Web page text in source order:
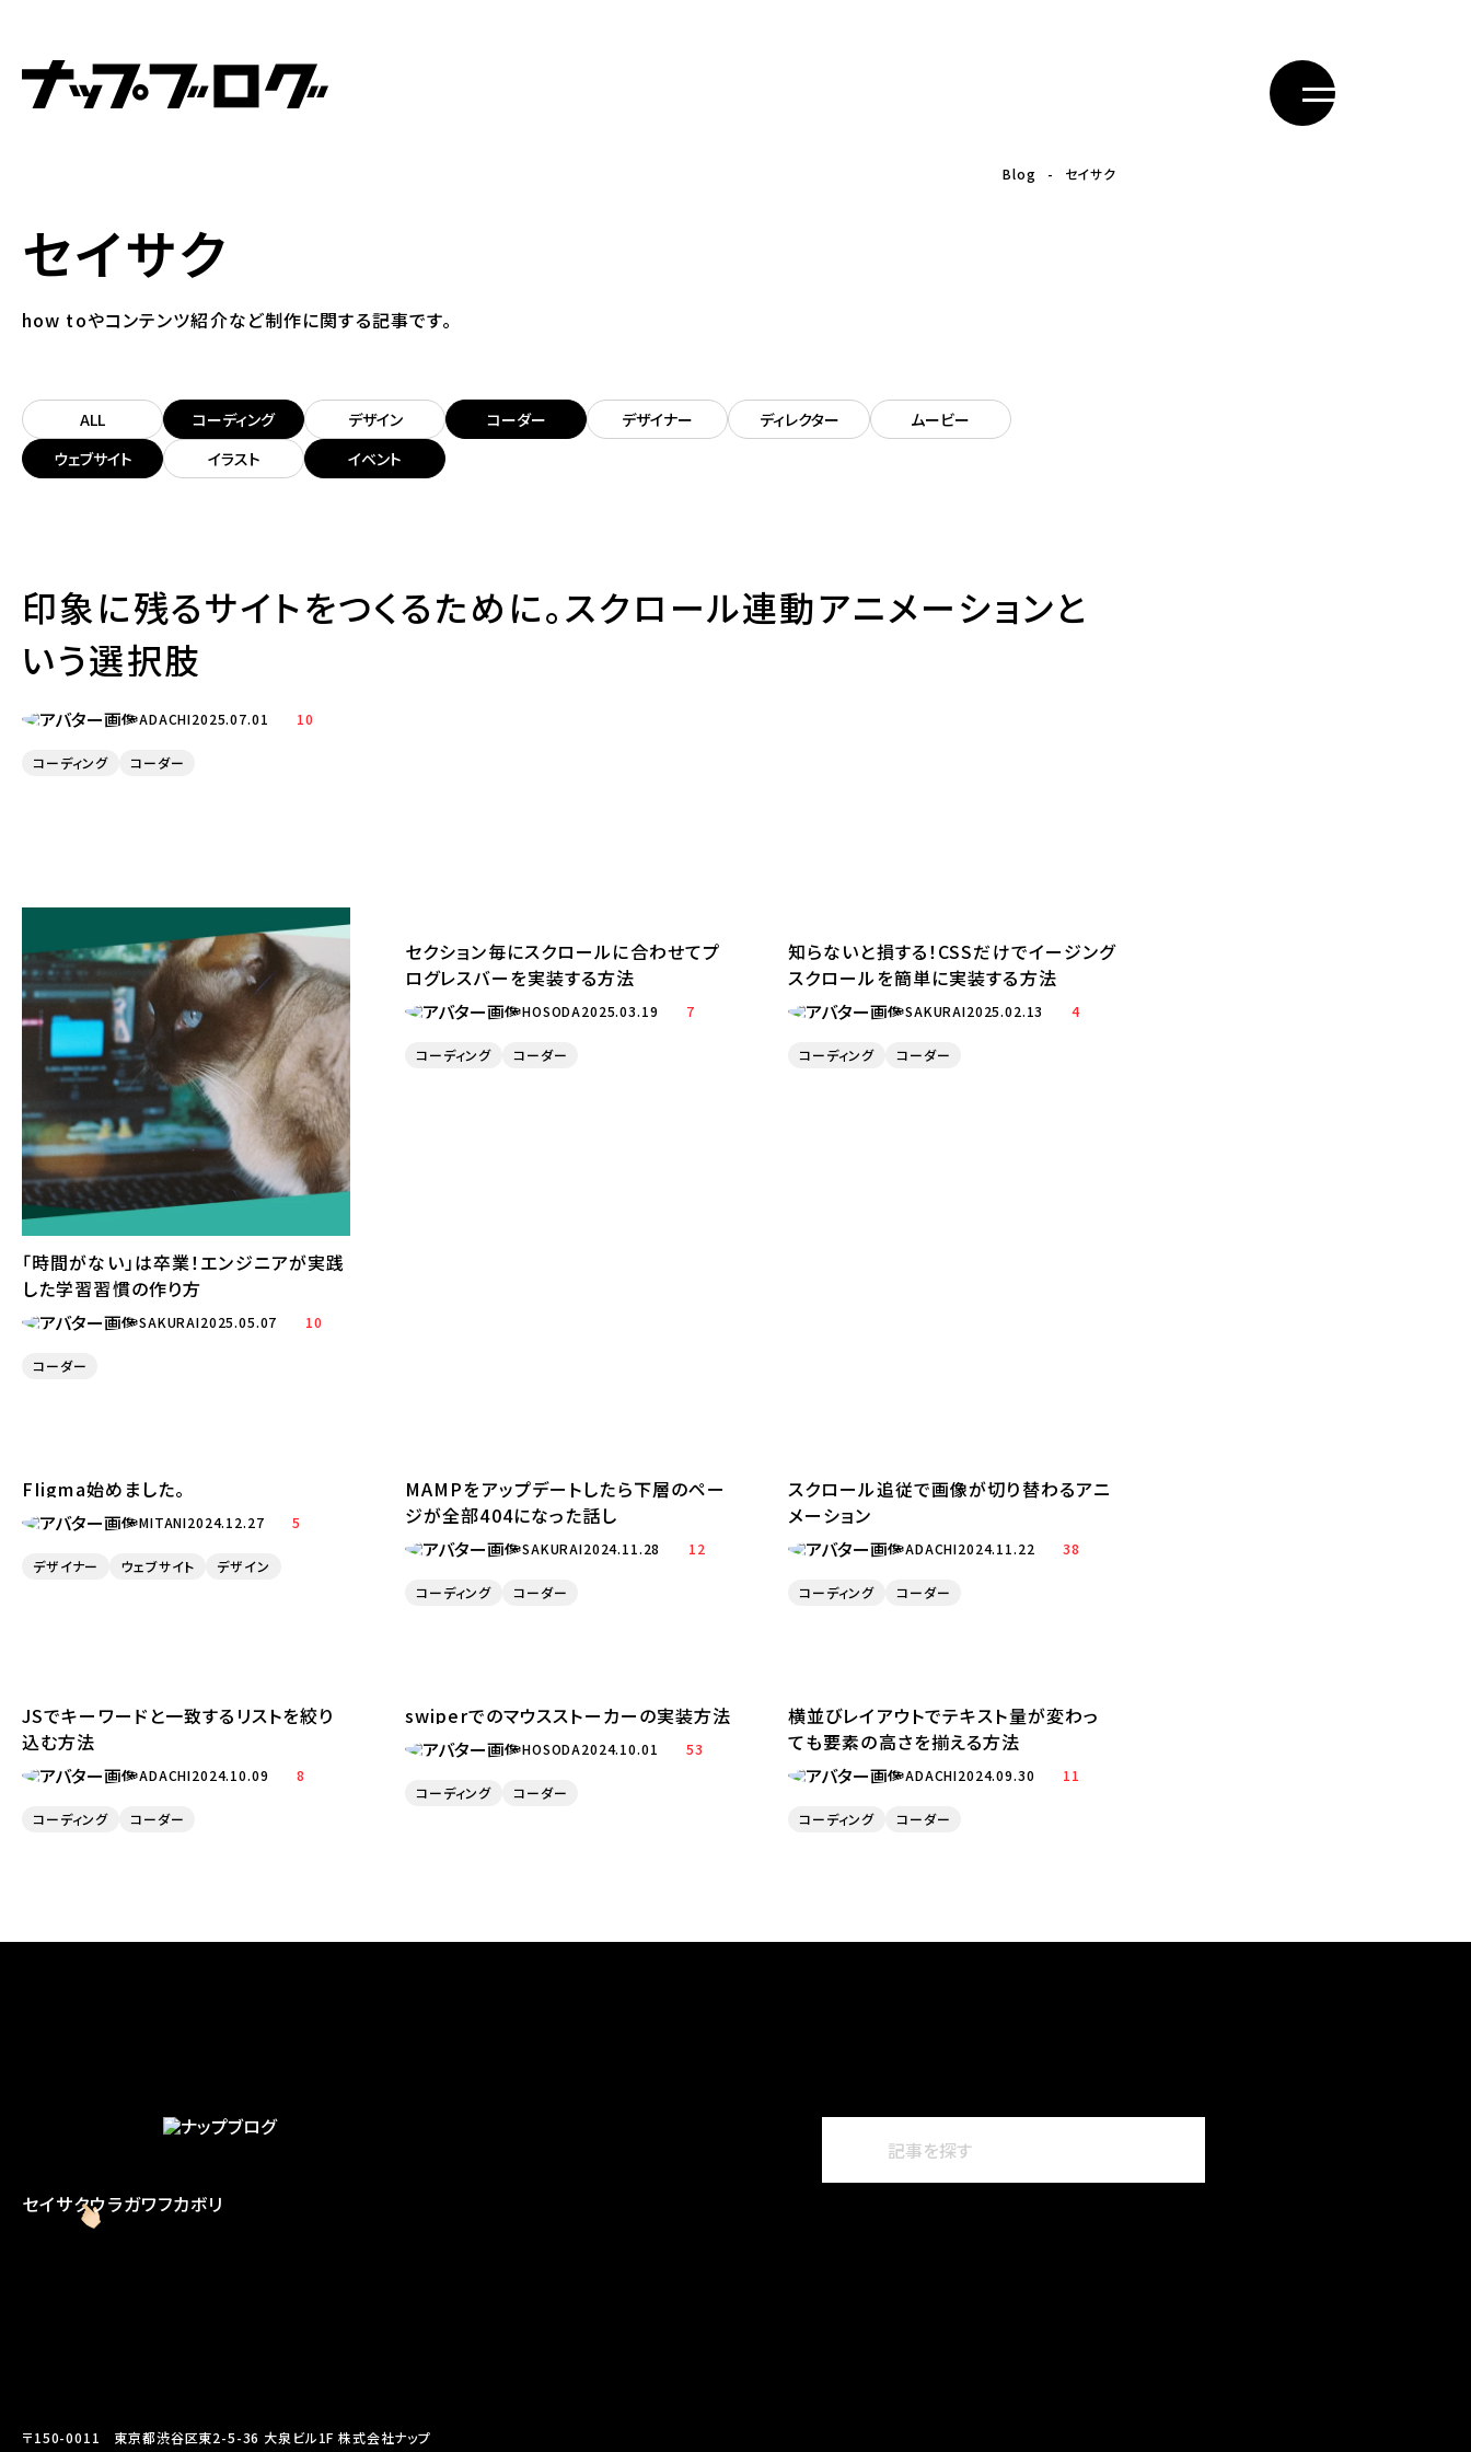
Blog セイサク
セイサク
how toやコンテンツ紹介など制作に関する記事です。
ALL コーディング デザイン コーダー デザイナー ディレクター
ムービー
ウェブサイト
イラスト イベント
印象に残るサイトをつくるために。スクロール連動アニメーションと
いう選択肢
ADACHI2025.07.01 10
コーディング コーダー
「時間がない」は卒業！エンジニアが実践
した学習習慣の作り方
SAKURAI2025.05.07 10
コーダー
セクション毎にスクロールに合わせてプ
ログレスバーを実装する方法
HOSODA2025.03.19 7
コーディング コーダー
知らないと損する！CSSだけでイージング
スクロールを簡単に実装する方法
SAKURAI2025.02.13 4
コーディング コーダー
FIigma始めました。
MITANI2024.12.27 5
デザイナー ウェブサイト デザイン
MAMPをアップデートしたら下層のペー
ジが全部404になった話し
SAKURAI2024.11.28 12
コーディング コーダー
スクロール追従で画像が切り替わるアニ
メーション
ADACHI2024.11.22 38
コーディング コーダー
JSでキーワードと一致するリストを絞り
込む方法
ADACHI2024.10.09 8
コーディング コーダー
swiperでのマウスストーカーの実装方法
HOSODA2024.10.01 53
コーディング コーダー
横並びレイアウトでテキスト量が変わっ
ても要素の高さを揃える方法
ADACHI2024.09.30 11
コーディング コーダー
セイサクウラガワフカボリ
〒150-0011 東京都渋谷区東2-5-36 大泉ビル1F 株式会社ナップ